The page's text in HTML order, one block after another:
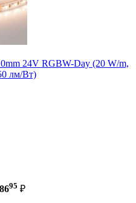
24V RGBW-Day (20 W/m,
лм/Вт)
95 ₽